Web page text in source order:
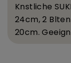
Knstliche
24cm, 2 Bl
20cm.